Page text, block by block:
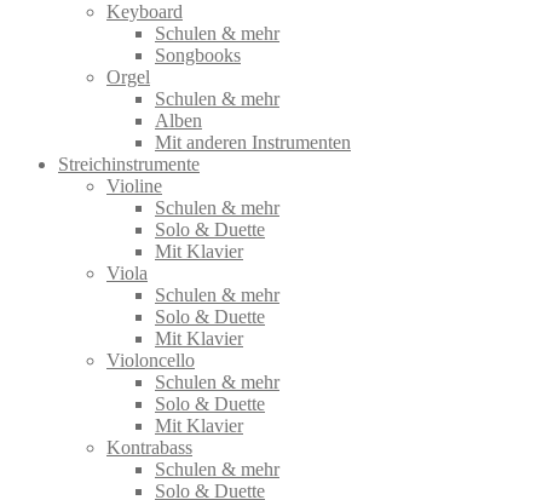
Keyboard
Schulen & mehr
Songbooks
Orgel
Schulen & mehr
Alben
Mit anderen Instrumenten
Streichinstrumente
Violine
Schulen & mehr
Solo & Duette
Mit Klavier
Viola
Schulen & mehr
Solo & Duette
Mit Klavier
Violoncello
Schulen & mehr
Solo & Duette
Mit Klavier
Kontrabass
Schulen & mehr
Solo & Duette